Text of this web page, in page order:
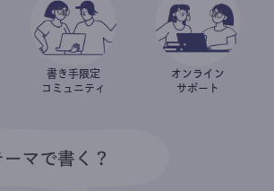
書き手限定
コミュニティ
オンライン
サポート